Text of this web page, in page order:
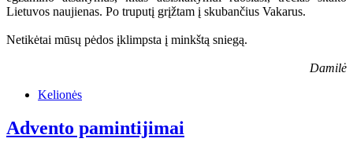
Lietuvos naujienas. Po truputį grįžtam į skubančius Vakarus.
Netikėtai mūsų pėdos įklimpsta į minkštą sniegą.
Damilė
Kelionės
Advento pamintijimai